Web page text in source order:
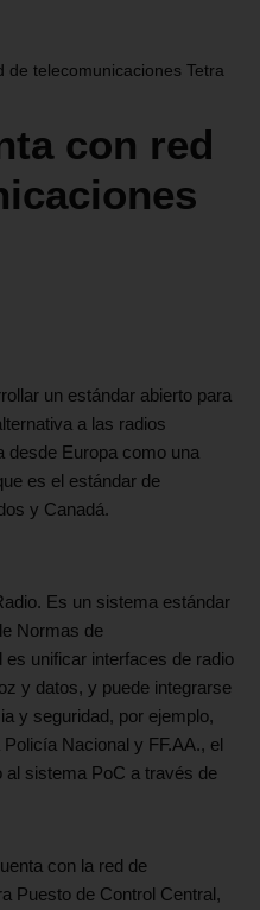
de telecomunicaciones Tetra
con red
un estándar abierto para
a las radios
desde Europa como una
es el estándar de
y Canadá.
Es un sistema estándar
Normas de
unificar interfaces de radio
y datos, y puede integrarse
y seguridad, por ejemplo,
Nacional y FF.AA., el
sistema PoC a través de
con la red de
Puesto de Control Central,